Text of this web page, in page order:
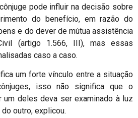
pode influir na decisão sobre
do benefício, em razão do
e do dever de mútua assistência
(artigo 1.566, III), mas essas
caso a caso.
um forte vínculo entre a situação
isso não significa que o
deles deva ser examinado à luz
outro, explicou.